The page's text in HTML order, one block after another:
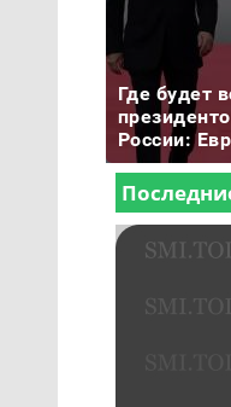
Где будет
России: